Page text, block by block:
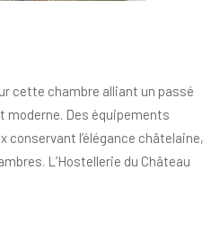
cette chambre alliant un passé
moderne. Des équipements
l’élégance châtelaine,
L’Hostellerie du Château